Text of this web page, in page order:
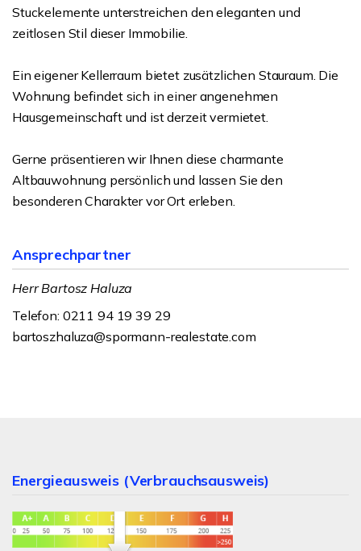
Stuckelemente unterstreichen den eleganten und
zeitlosen Stil dieser Immobilie.
Ein eigener Kellerraum bietet zusätzlichen Stauraum. Die
Wohnung befindet sich in einer angenehmen
Hausgemeinschaft und ist derzeit vermietet.
Gerne präsentieren wir Ihnen diese charmante
Altbauwohnung persönlich und lassen Sie den
besonderen Charakter vor Ort erleben.
Ansprechpartner
Herr Bartosz Haluza
Telefon: 0211 94 19 39 29
bartoszhaluza@spormann-realestate.com
Energieausweis (Verbrauchsausweis)